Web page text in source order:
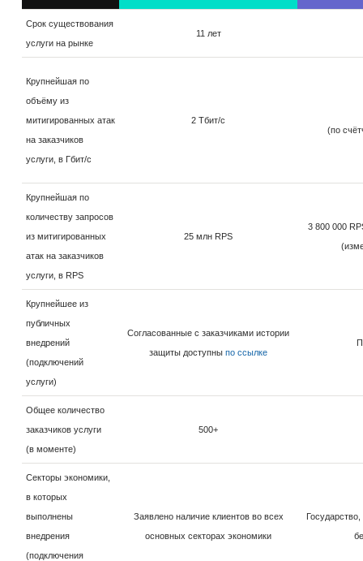
Срок существования
услуги на рынке
11 лет
Крупнейшая по
объёму из
митигированных атак
на заказчиков
услуги, в Гбит/с
2 Тбит/с
(по
Крупнейшая по
количеству запросов
из митигированных
атак на заказчиков
услуги, в RPS
25 млн RPS
3 800 000
Крупнейшее из
публичных
внедрений
(подключений
услуги)
Согласованные с заказчиками истории
защиты доступны по ссылке
Общее количество
заказчиков услуги
(в моменте)
500+
Секторы экономики,
в которых
выполнены
внедрения
(подключения
Заявлено наличие клиентов во всех
основных секторах экономики